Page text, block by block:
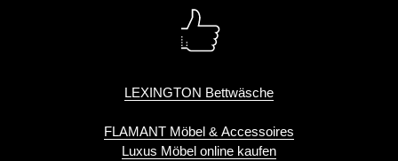
LEXINGTON Bettwäsche
FLAMANT Möbel & Accessoires
Luxus Möbel online kaufen